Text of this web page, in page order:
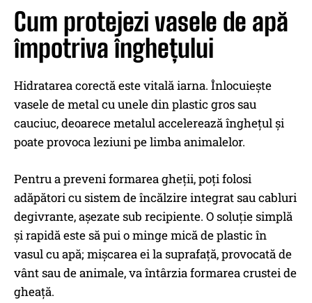
Cum protejezi vasele de apă
împotriva înghețului
Hidratarea corectă este vitală iarna. Înlocuiește
vasele de metal cu unele din plastic gros sau
cauciuc, deoarece metalul accelerează înghețul și
poate provoca leziuni pe limba animalelor.
Pentru a preveni formarea gheții, poți folosi
adăpători cu sistem de încălzire integrat sau cabluri
degivrante, așezate sub recipiente. O soluție simplă
și rapidă este să pui o minge mică de plastic în
vasul cu apă; mișcarea ei la suprafață, provocată de
vânt sau de animale, va întârzia formarea crustei de
gheață.